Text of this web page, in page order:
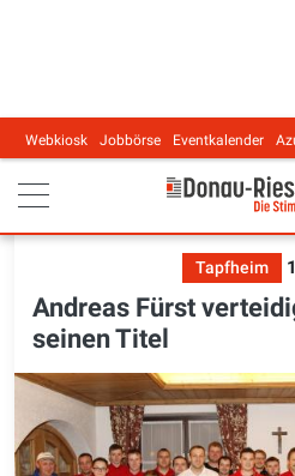
Main navigation
Webkiosk Jobbörse Eventkalender
Tapfheim
Andreas Fürst
seinen Titel